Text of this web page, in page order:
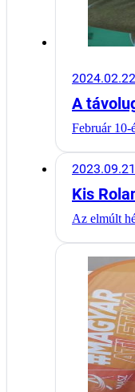
A
Február 10-
Kis
Az elmúlt